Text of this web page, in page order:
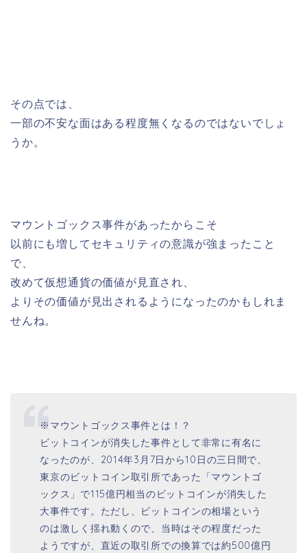
その点では、
一部の不安な面はある程度無くなるのではないでしょ
うか。
マウントゴックス事件があったからこそ
以前にも増してセキュリティの意識が強まったこと
で、
改めて仮想通貨の価値が見直され、
よりその価値が見出されるようになったのかもしれま
せんね。
※マウントゴックス事件とは！？
ビットコインが消失した事件として非常に有名に
なったのが、2014年3月7日から10日の三日間で、
東京のビットコイン取引所であった「マウントゴ
ックス」で115億円相当のビットコインが消失した
大事件です。ただし、ビットコインの相場という
のは激しく揺れ動くので、当時はその程度だった
ようですが、直近の取引所での換算では約500億円